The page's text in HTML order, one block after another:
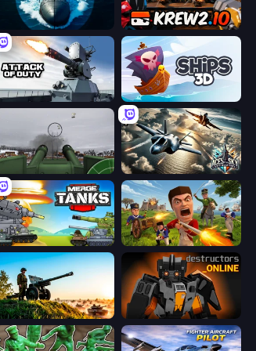
Ships Battlefield 3D Krew.io
Attack of Duty Ships 3D
Flakmeister Aces of the Sky: Epic Dogfights
Merge Master Tanks: Tank Wars Redcoats.io
Artillery Vs Tanks Destructors Online